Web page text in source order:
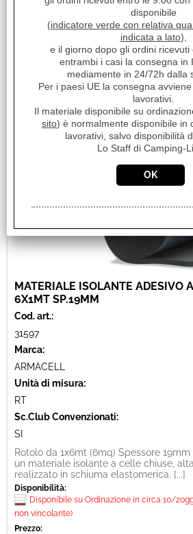
sigillare le giunte tra due pannelli.
materiale isolante a celle [...]
Disponibilità:
Sconto 18.5%
10,30
MATERIALE ISOLANTE ADESIVO
6X1MT SP.19MM
Cod. art.:
31597
Marca:
ARMACELL
Unità di misura:
RT
Sc.Club Convenzionati:
SI
Rotolo da 1x6mt (6mq) Spessore
un materiale isolante a celle chiuse,
realizzato in schiuma elastomerica. [...]
Disponibilità:
Disponibile su Ordinazione in circa 10/
non vincolante)
Prezzo:
disponibile
(indicatore verde con relativa
indicata a lato),
e il giorno dopo gli ordini ricevuti
entrambi i casi la consegna in
mediamente in 24/72h dalla
Per i paesi UE la consegna
lavorativi.
Il materiale disponibile su
sito) è normalmente disponibile in
lavorativi, salvo disponibilità
Lo Staff di Camping-